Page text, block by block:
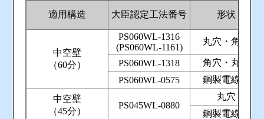
適用構造 大臣認定工法番号 形状
中空壁
（60分）
PS060WL-1316
(PS060WL-1161)
丸穴・角穴
PS060WL-1318
角穴・丸穴
PS060WL-0575
鋼製電線管
中空壁
（45分）
PS045WL-0880
丸穴
鋼製電線管